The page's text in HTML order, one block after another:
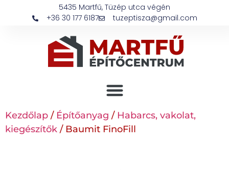
5435 Martfű, Tüzép utca végén
+36 30 177 6187
tuzeptisza@gmail.com
Kezdőlap / Építőanyag / Habarcs, vakolat,
kiegészítők / Baumit FinoFill